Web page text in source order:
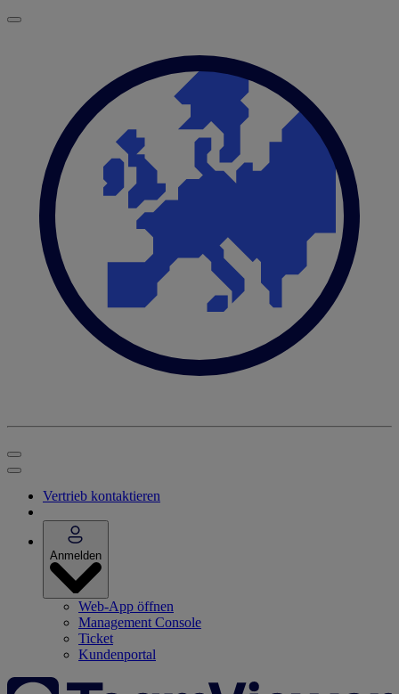
Vertrieb kontaktieren
Anmelden
Web-App öffnen
Management Console
Ticket
Kundenportal